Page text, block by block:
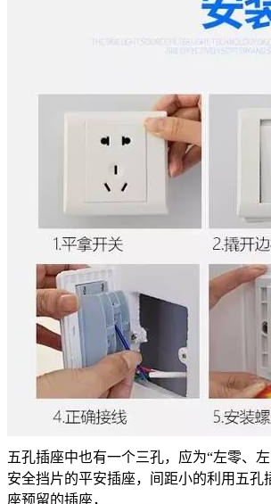
五孔插座中也有一个三孔，应为“左零、
安全挡片的平安插座，间距小的利用五孔
座预留的插座，